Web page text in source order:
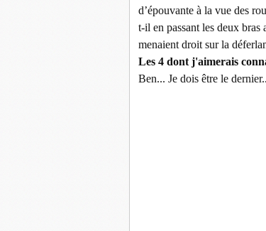
d’épouvante à la vue des
t-il en passant les deux bras
menaient droit sur la
Les 4 dont j'aimerais
Ben... Je dois être le